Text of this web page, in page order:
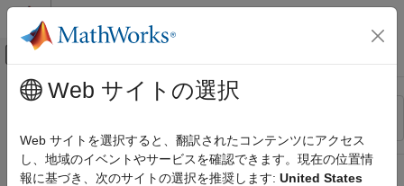
コンテンツへスキップ
オフキャンバス ナビゲーション メ
リソース
ステータス
メインコンテンツ
Web サイトの選択
Web サイトを選択すると、翻訳されたコンテンツにアクセス
し、地域のイベントやサービスを確認できます。現在の位置情
報に基づき、次のサイトの選択を推奨します: United States